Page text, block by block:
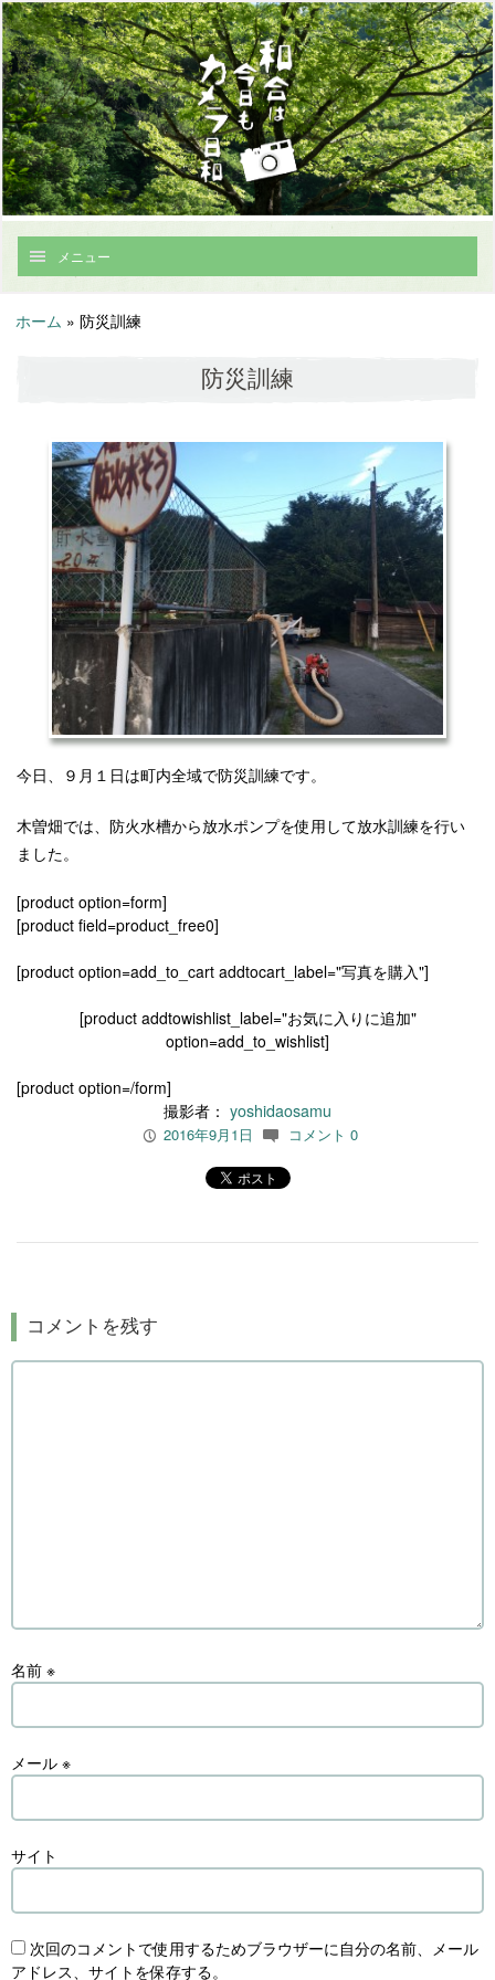
メニュー
ホーム » 防災訓練
防災訓練
今日、９月１日は町内全域で防災訓練です。
木曽畑では、防火水槽から放水ポンプを使用して放水訓練を行い
ました。
[product option=form]
[product field=product_free0]
[product option=add_to_cart addtocart_label="写真を購入"]
[product addtowishlist_label="お気に入りに追加"
option=add_to_wishlist]
[product option=/form]
撮影者： yoshidaosamu
P 2016年9月1日 c コメント 0
コメントを残す
名前 ※
メール ※
サイト
次回のコメントで使用するためブラウザーに自分の名前、メール
アドレス、サイトを保存する。